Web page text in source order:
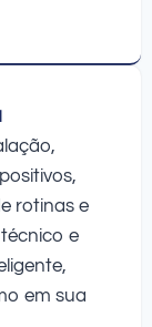
rotinas e
e
em sua